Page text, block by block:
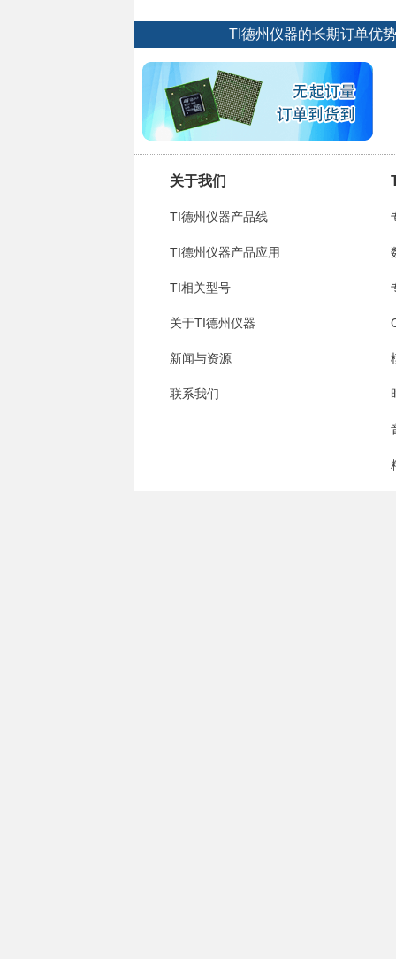
TI德州仪器的长期订单优
关于我们
TI德州仪器产品线
TI德州仪器产品应用
TI相关型号
关于TI德州仪器
新闻与资源
联系我们